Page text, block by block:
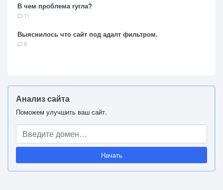
В чем проблема гугла?
11
Выяснилось что сайт под адалт фильтром.
9
Анализ сайта
Поможем улучшить ваш сайт.
Начать